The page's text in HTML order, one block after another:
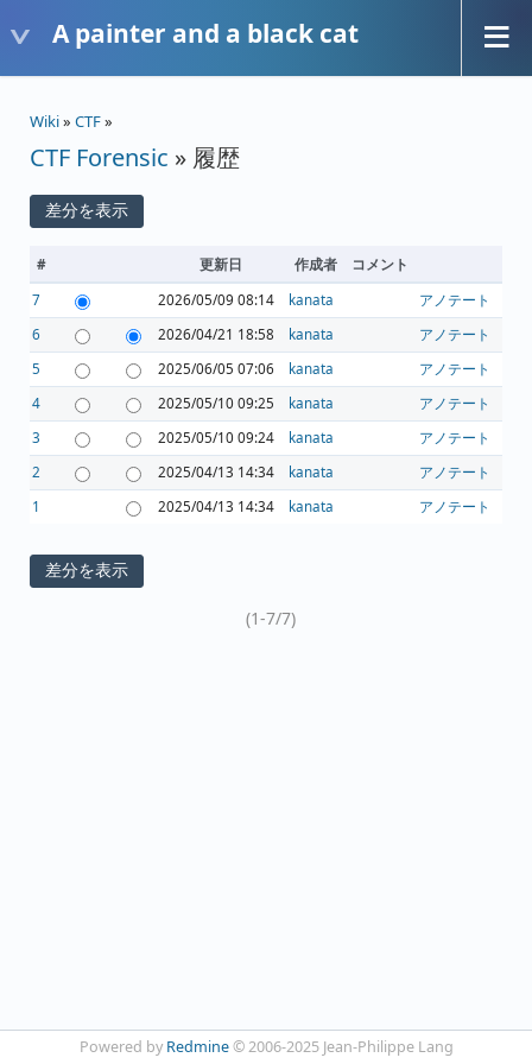
A painter and a black cat
Wiki» CTF»
CTF Forensic » 履歴
# 更新日 作成者
コメント
7
2026/05/09 08:14 kanata
アノテート
6
2026/04/21 18:58 kanata
アノテート
5
2025/06/05 07:06 kanata
アノテート
4
2025/05/10 09:25 kanata
アノテート
3
2025/05/10 09:24 kanata
アノテート
2
2025/04/13 14:34 kanata
アノテート
1
2025/04/13 14:34 kanata アノテート
(1-7/7)
Powered by Redmine© 2006-2025 Jean-Philippe Lang